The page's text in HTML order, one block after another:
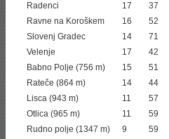
Radenci
17 37
Ravne na Koroškem
16 52
Slovenj Gradec
14 71
Velenje
17 42
Babno Polje (756 m)
15
51
Rateče (864 m)
14 44
Lisca (943 m)
11 57
Otlica (965 m)
11 59
Rudno polje (1347 m)
9 59